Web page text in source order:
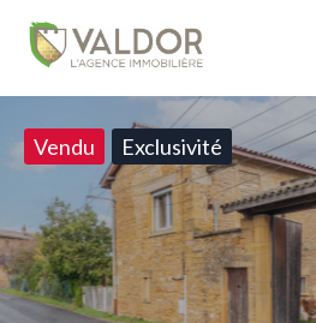
Vendu Exclusivité